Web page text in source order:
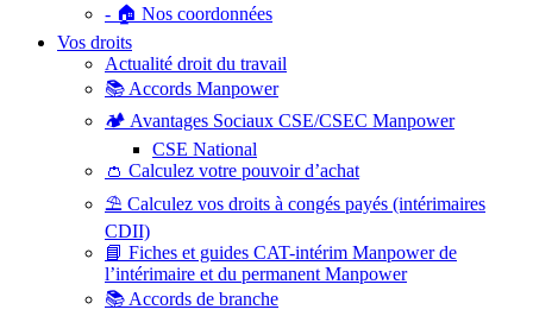
- 🏠 Nos coordonnées
Vos droits
Actualité droit du travail
📚 Accords Manpower
🏕️ Avantages Sociaux CSE/CSEC Manpower
CSE National
👛 Calculez votre pouvoir d’achat
⛱️ Calculez vos droits à congés payés (intérimaires
CDII)
📘 Fiches et guides CAT-intérim Manpower de
l’intérimaire et du permanent Manpower
📚 Accords de branche